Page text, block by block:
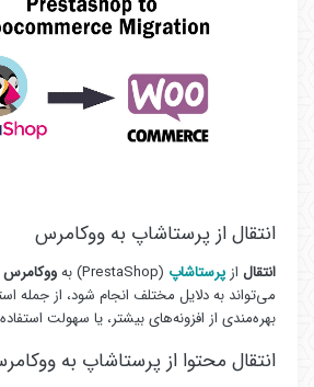
انتقال از پرستاشاپ به ووکامرس
انتقال ازپرستاشاپ (PrestaShop) به ووکامرس
می‌تواند به دلایل مختلف انجام شود، از جمله
بهره‌مندی از افزونه‌های بیشتر، یا سهولت
انتقال محتوا از پرستاشاپ به